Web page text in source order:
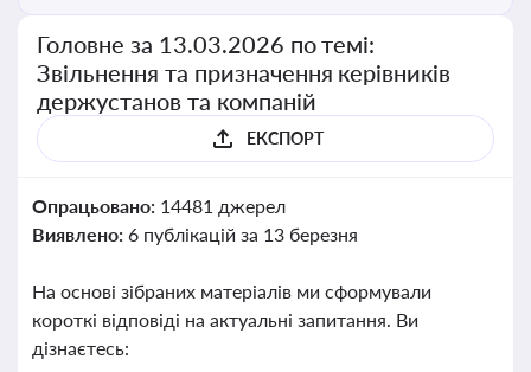
Головне за 13.03.2026 по темі:
Звільнення та призначення керівників
держустанов та компаній
ЕКСПОРТ
Опрацьовано: 14481 джерел
Виявлено: 6 публікацій за 13 березня
На основі зібраних матеріалів ми сформували
короткі відповіді на актуальні запитання. Ви
дізнаєтесь: